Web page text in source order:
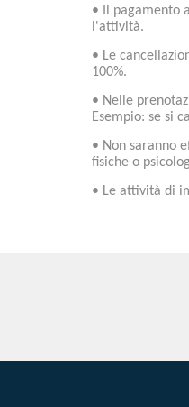
• Il pagamento
l'attività.
• Le
100%.
• Nelle
Esempio: se si
• Non saranno
fisiche o
• Le attività di